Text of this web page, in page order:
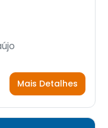
Mais Detalhes